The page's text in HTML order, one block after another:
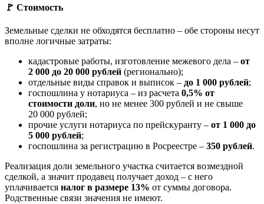
🚩 Стоимость
Земельные сделки не обходятся бесплатно – обе стороны несут
вполне логичные затраты:
кадастровые работы, изготовление межевого дела – от
2 000 до 20 000 рублей (регионально);
отдельные виды справок и выписок – до 1 000 рублей;
госпошлина у нотариуса – из расчета 0,5% от
стоимости доли, но не менее 300 рублей и не свыше
20 000 рублей;
прочие услуги нотариуса по прейскуранту – от 1 000 до
5 000 рублей;
госпошлина за регистрацию в Росреестре – 350 рублей.
Реализация доли земельного участка считается возмездной
сделкой, а значит продавец получает доход – с него
уплачивается налог в размере 13% от суммы договора.
Родственные связи значения не имеют.